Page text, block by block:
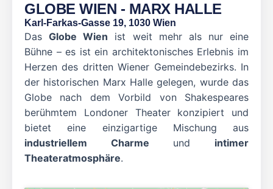
GLOBE WIEN - MARX HALLE
Karl-Farkas-Gasse 19, 1030 Wien
DasGlobe Wien ist weit mehr als nur eine
Bühne – es ist ein architektonisches Erlebnis im
Herzen des dritten Wiener Gemeindebezirks. In
der historischen Marx Halle gelegen, wurde das
Globe nach dem Vorbild von Shakespeares
berühmtem Londoner Theater konzipiert und
bietet eine einzigartige Mischung aus
industriellem Charme und intimer
Theateratmosphäre.